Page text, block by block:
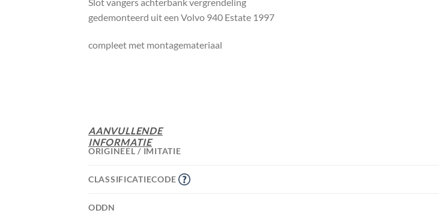
Slot vangers achterbank vergrendeling
gedemonteerd uit een Volvo 940 Estate 1997
compleet met montagemateriaal
AANVULLENDE
INFORMATIE
ORIGINEEL / IMITATIE
CLASSIFICATIECODE
ODDN